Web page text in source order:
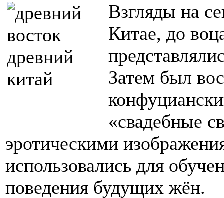
Взгляды на
Китае, до
Затем был
«свадебные
эротическими
использовались для
поведения будущих жён.